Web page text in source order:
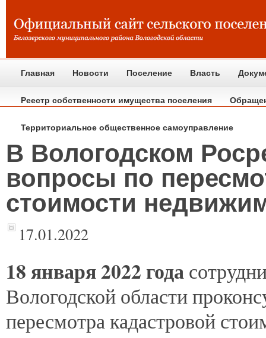
Главная Новости Поселение Власть
Реестр собственности имущества поселения
Территориальное общественное самоуправление
В Вологодском
вопросы по
стоимости
17.01.2022
18января 2022 года
Вологодской области
пересмотра кадастровой